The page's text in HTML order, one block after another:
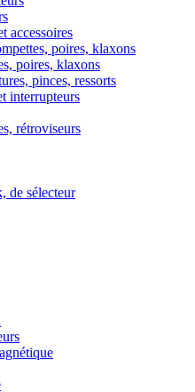
accessoires
poires, klaxons
poires, klaxons
pinces, ressorts
interrupteurs
rétroviseurs
de sélecteur